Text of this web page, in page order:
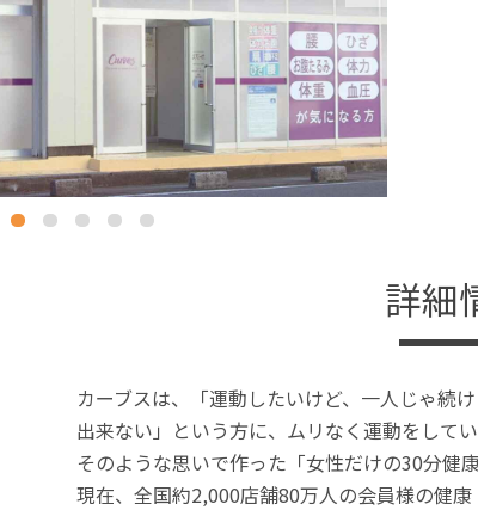
詳細
カーブスは、「運動したいけど、一人じゃ続
出来ない」という方に、ムリなく運動をして
そのような思いで作った「女性だけの30分健
現在、全国約2,000店舗80万人の会員様の健康